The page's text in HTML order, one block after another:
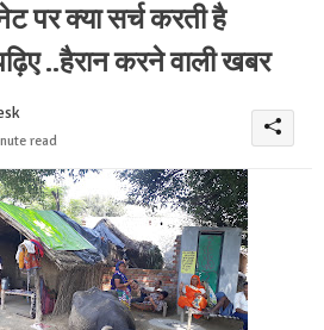
पर क्या सर्च करती है
..हैरान करने वाली खबर
read